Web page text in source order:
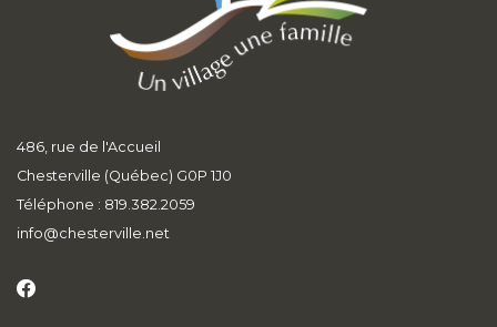
486, rue de l'Accueil
Chesterville (Québec) G0P 1J0
Téléphone : 819.382.2059
info@chesterville.net